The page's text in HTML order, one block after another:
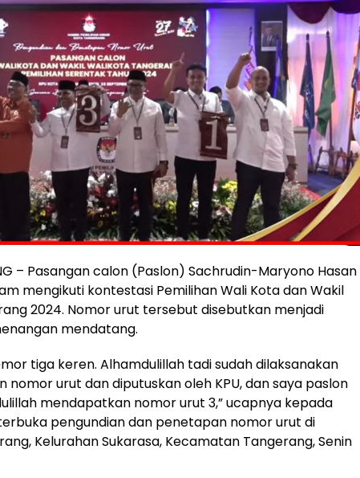
– Pasangan calon (Paslon) Sachrudin-Maryono Hasan
mengikuti kontestasi Pemilihan Wali Kota dan Wakil
2024. Nomor urut tersebut disebutkan menjadi
mendatang.
tiga keren. Alhamdulillah tadi sudah dilaksanakan
urut dan diputuskan oleh KPU, dan saya paslon
mendapatkan nomor urut 3,” ucapnya kepada
pengundian dan penetapan nomor urut di
Kelurahan Sukarasa, Kecamatan Tangerang, Senin